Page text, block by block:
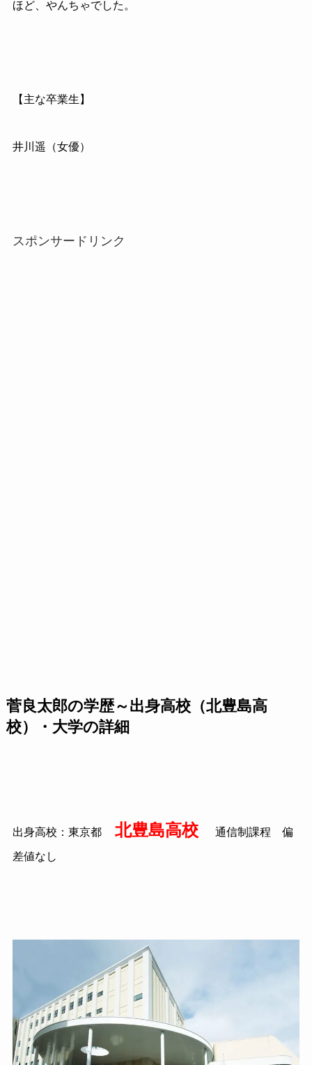
ほど、やんちゃでした。
【主な卒業生】
井川遥（女優）
スポンサードリンク
菅良太郎の学歴～出身高校（北豊島高
校）・大学の詳細
出身高校：東京都 北豊島高校 通信制課程 偏
差値なし